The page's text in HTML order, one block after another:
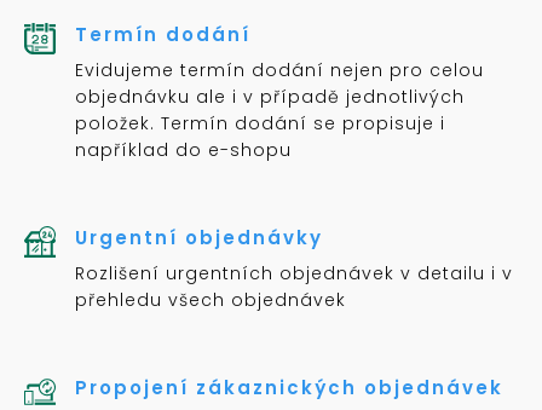
Termín dodání
Evidujeme termín dodání nejen pro celou
objednávku ale i v případě jednotlivých
položek. Termín dodání se propisuje i
například do e-shopu
Urgentní objednávky
Rozlišení urgentních objednávek v detailu i v
přehledu všech objednávek
Propojení zákaznických objednávek